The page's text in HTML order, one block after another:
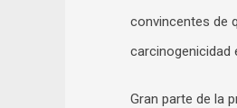
convincentes de
carcinogenicidad
Gran parte de la